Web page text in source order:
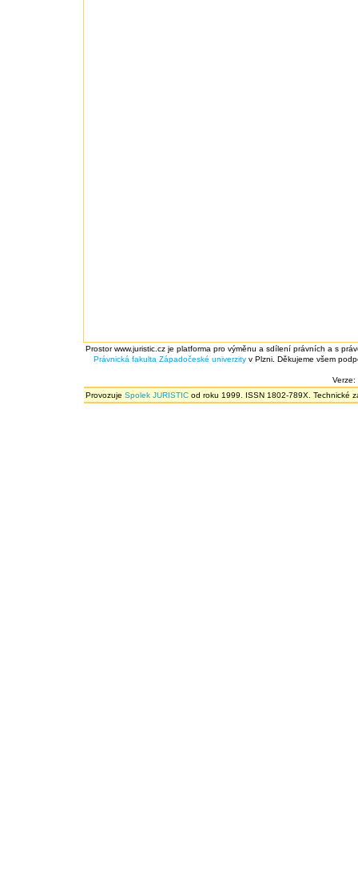
Prostor www.juristic.cz je platforma pro výměnu a sdílení právních a s
Právnická fakulta Západočeské univerzity v Plzni. Děkujeme všem
Verze:
Provozuje Spolek JURISTIC od roku 1999. ISSN 1802-789X. Technické